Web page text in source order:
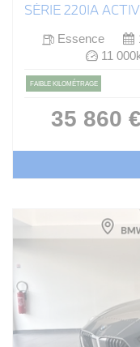
Essence
11
FAIBLE KILOMÉTRAGE
35 860 €